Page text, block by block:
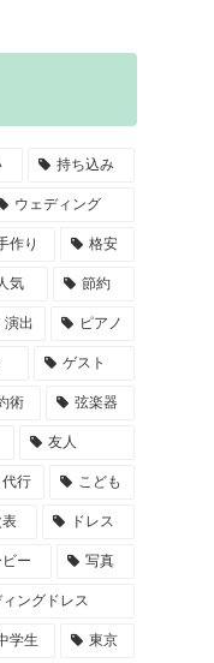
持ち込み
ウェディング
作り 格安
気 節約
演出 ピアノ
ゲスト
術 弦楽器
友人
代行 こども
表 ドレス
ー 写真
ングドレス
学生 東京